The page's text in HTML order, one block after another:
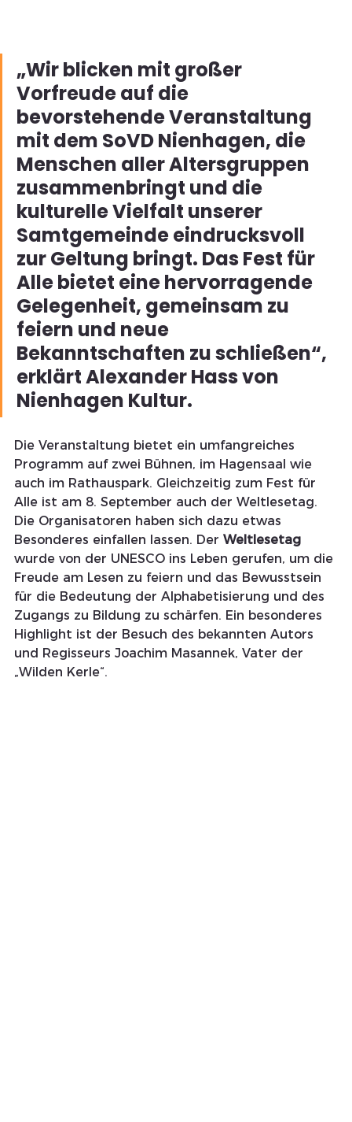
„Wir blicken mit großer
Vorfreude auf die
bevorstehende Veranstaltung
mit dem SoVD Nienhagen, die
Menschen aller Altersgruppen
zusammenbringt und die
kulturelle Vielfalt unserer
Samtgemeinde eindrucksvoll
zur Geltung bringt. Das Fest für
Alle bietet eine hervorragende
Gelegenheit, gemeinsam zu
feiern und neue
Bekanntschaften zu schließen“,
erklärt Alexander Hass von
Nienhagen Kultur.
Die Veranstaltung bietet ein umfangreiches
Programm auf zwei Bühnen, im Hagensaal wie
auch im Rathauspark. Gleichzeitig zum Fest für
Alle ist am 8. September auch der Weltlesetag.
Die Organisatoren haben sich dazu etwas
Besonderes einfallen lassen. Der Weltlesetag
wurde von der UNESCO ins Leben gerufen, um die
Freude am Lesen zu feiern und das Bewusstsein
für die Bedeutung der Alphabetisierung und des
Zugangs zu Bildung zu schärfen. Ein besonderes
Highlight ist der Besuch des bekannten Autors
und Regisseurs Joachim Masannek, Vater der
„Wilden Kerle“.